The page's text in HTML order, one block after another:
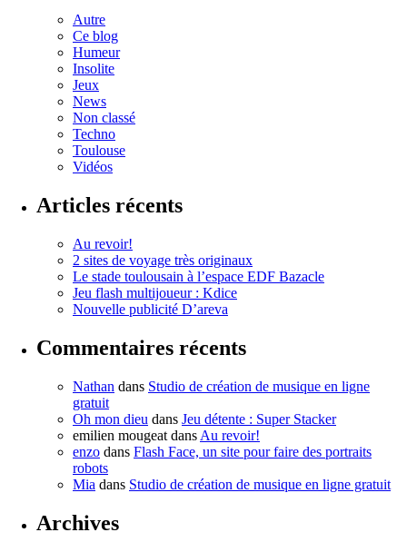
Autre
Ce blog
Humeur
Insolite
Jeux
News
Non classé
Techno
Toulouse
Vidéos
Articles récents
Au revoir!
2 sites de voyage très originaux
Le stade toulousain à l’espace EDF Bazacle
Jeu flash multijoueur : Kdice
Nouvelle publicité D’areva
Commentaires récents
Nathan dans Studio de création de musique en ligne
gratuit
Oh mon dieu dans Jeu détente : Super Stacker
emilien mougeat dans Au revoir!
enzo dans Flash Face, un site pour faire des portraits
robots
Mia dans Studio de création de musique en ligne gratuit
Archives